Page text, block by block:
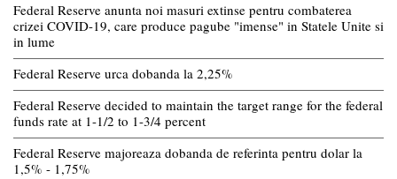
Federal Reserve anunta noi masuri extinse pentru combaterea
crizei COVID-19, care produce pagube "imense" in Statele Unite si
in lume
Federal Reserve urca dobanda la 2,25%
Federal Reserve decided to maintain the target range for the federal
funds rate at 1-1/2 to 1-3/4 percent
Federal Reserve majoreaza dobanda de referinta pentru dolar la
1,5% - 1,75%